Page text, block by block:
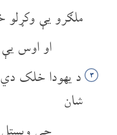
ملګرو یې وکړلو
او اوس
۳ د یهودا خلک دي
شان